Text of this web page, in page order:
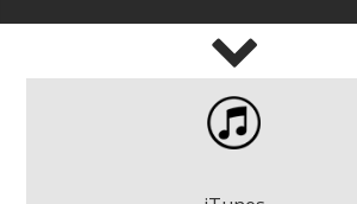
De la mano - Roger Argemí